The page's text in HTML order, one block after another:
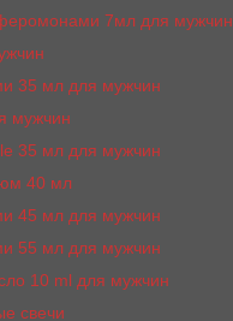
7мл для мужчин
35 мл для мужчин
мужчин
35 мл для мужчин
40 мл
45 мл для мужчин
55 мл для мужчин
10 ml для мужчин
свечи